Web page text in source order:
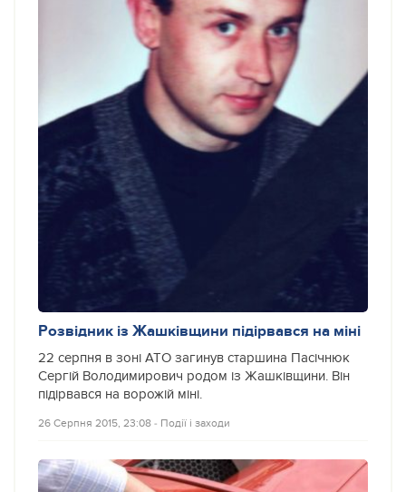
Розвідник із Жашківщини підірвався на міні
22 серпня в зоні АТО загинув старшина Пасічнюк
Сергій Володимирович родом із Жашківщини. Він
підірвався на ворожій міні.
26 Серпня 2015, 23:08 ‐ Події і заходи